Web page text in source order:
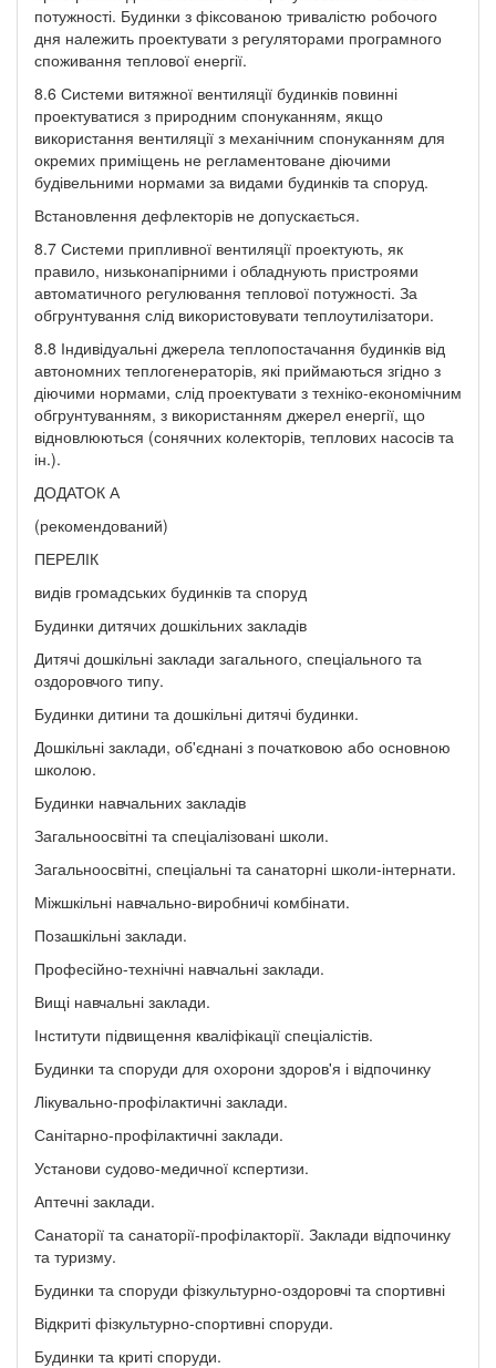
потужності. Будинки з фіксованою тривалістю робочого
дня належить проектувати з регуляторами програмного
споживання теплової енергії.
8.6 Системи витяжної вентиляції будинків повинні
проектуватися з природним спонуканням, якщо
використання вентиляції з механічним спонуканням для
окремих приміщень не регламентоване діючими
будівельними нормами за видами будинків та споруд.
Встановлення дефлекторів не допускається.
8.7 Системи припливної вентиляції проектують, як
правило, низьконапірними і обладнують пристроями
автоматичного регулювання теплової потужності. За
обгрунтування слід використовувати теплоутилізатори.
8.8 Індивідуальні джерела теплопостачання будинків від
автономних теплогенераторів, які приймаються згідно з
діючими нормами, слід проектувати з техніко-економічним
обгрунтуванням, з використанням джерел енергії, що
відновлюються (сонячних колекторів, теплових насосів та
ін.).
ДОДАТОК А
(рекомендований)
ПЕРЕЛІК
видів громадських будинків та споруд
Будинки дитячих дошкільних закладів
Дитячі дошкільні заклади загального, спеціального та
оздоровчого типу.
Будинки дитини та дошкільні дитячі будинки.
Дошкільні заклади, об'єднані з початковою або основною
школою.
Будинки навчальних закладів
Загальноосвітні та спеціалізовані школи.
Загальноосвітні, спеціальні та санаторні школи-інтернати.
Міжшкільні навчально-виробничі комбінати.
Позашкільні заклади.
Професійно-технічні навчальні заклади.
Вищі навчальні заклади.
Інститути підвищення кваліфікації спеціалістів.
Будинки та споруди для охорони здоров'я і відпочинку
Лікувально-профілактичні заклади.
Санітарно-профілактичні заклади.
Установи судово-медичної кспертизи.
Аптечні заклади.
Санаторії та санаторії-профілакторії. Заклади відпочинку
та туризму.
Будинки та споруди фізкультурно-оздоровчі та спортивні
Відкриті фізкультурно-спортивні споруди.
Будинки та криті споруди.